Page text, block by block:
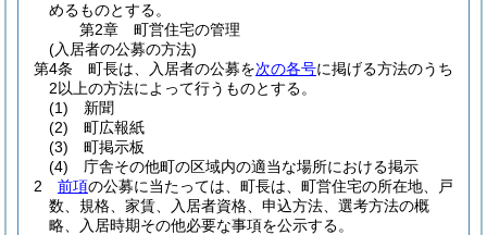
めるものとする。
第2章
町営住宅の管理
(入居者の公募の方法)
第4条
町長は、入居者の公募を次の各号に掲げる方法のうち
2以上の方法によって行うものとする。
(1)
新聞
(2)
町広報紙
(3)
町掲示板
(4)
庁舎その他町の区域内の適当な場所における掲示
2
前項の公募に当たっては、町長は、町営住宅の所在地、戸
数、規格、家賃、入居者資格、申込方法、選考方法の概
略、入居時期その他必要な事項を公示する。